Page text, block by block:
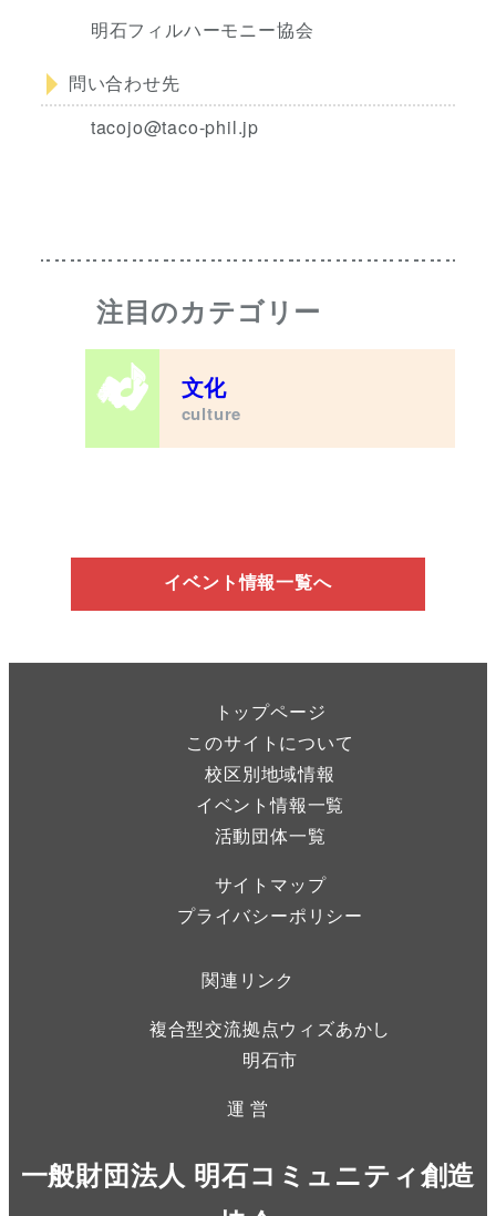
明石フィルハーモニー協会
問い合わせ先
tacojo@taco-phil.jp
注目のカテゴリー
文化
culture
イベント情報一覧へ
トップページ
このサイトについて
校区別地域情報
イベント情報一覧
活動団体一覧
サイトマップ
プライバシーポリシー
関連リンク
複合型交流拠点ウィズあかし
明石市
運 営
一般財団法人 明石コミュニティ創造